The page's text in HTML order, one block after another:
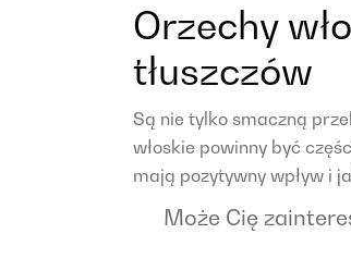
Orzechy
tłuszczów
Są nie tylko smaczną
włoskie powinny być
mają pozytywny wpływ i
Może Cię